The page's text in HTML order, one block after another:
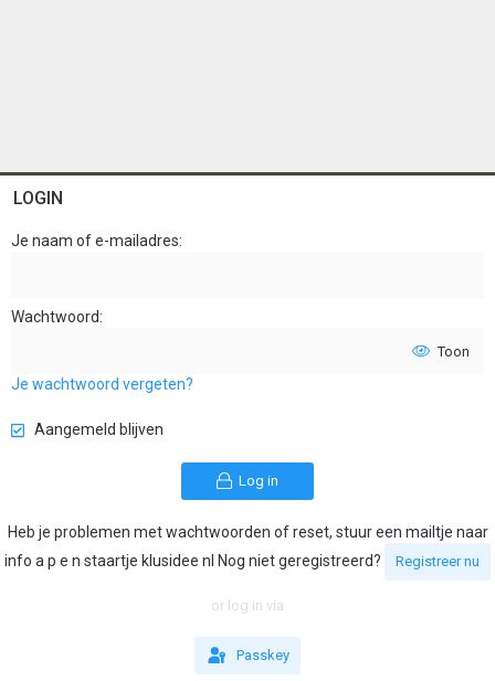
LOGIN
Je naam of e-mailadres
Wachtwoord
Toon
Je wachtwoord vergeten?
Aangemeld blijven
Log in
Heb je problemen met wachtwoorden of reset, stuur een mailtje naar
info a p e n staartje klusidee nl Nog niet geregistreerd?
Registreer nu
or log in via
Passkey